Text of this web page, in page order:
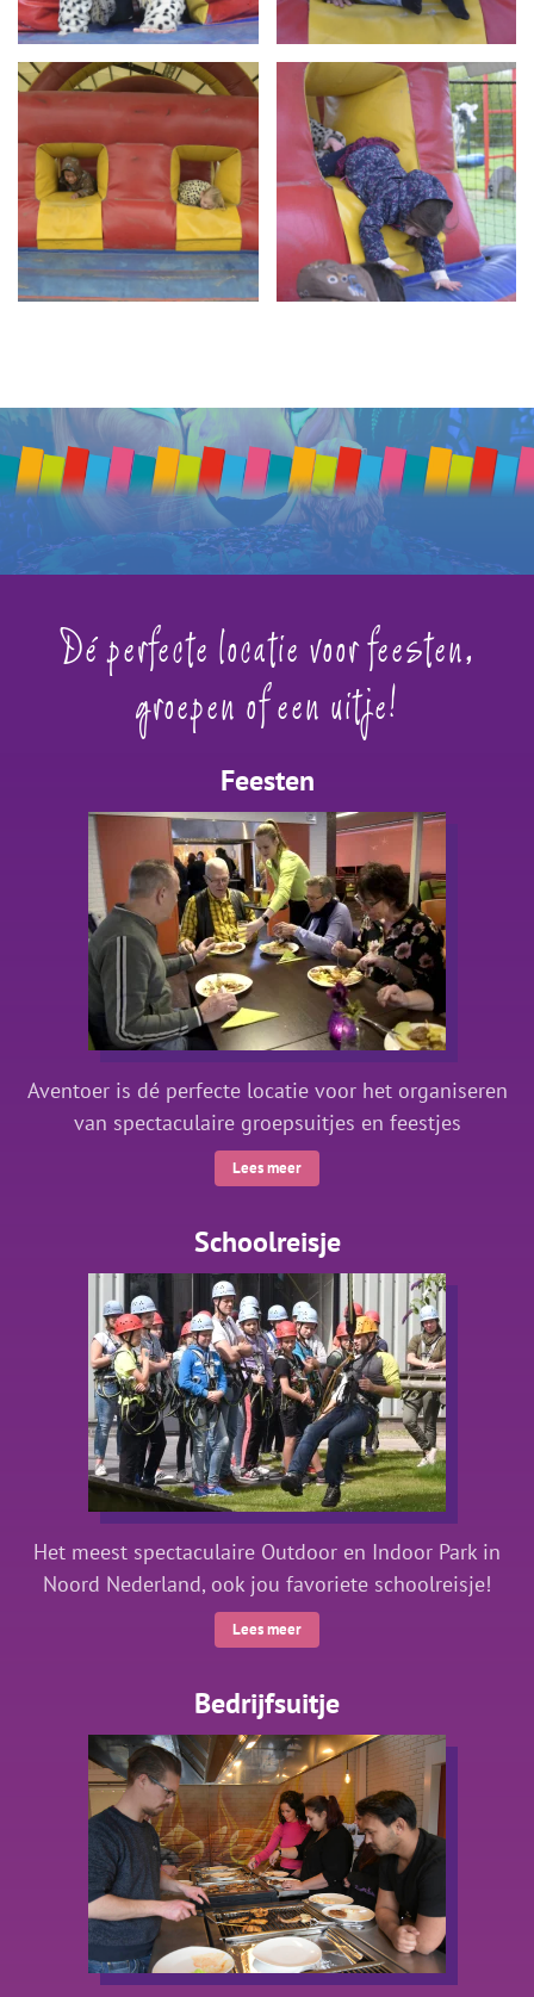
Dé perfecte locatie voor feesten,
groepen of een uitje!
Feesten
Aventoer is dé perfecte locatie voor het organiseren
van spectaculaire groepsuitjes en feestjes
Lees meer
Schoolreisje
Het meest spectaculaire Outdoor en Indoor Park in
Noord Nederland, ook jou favoriete schoolreisje!
Lees meer
Bedrijfsuitje